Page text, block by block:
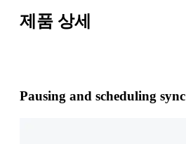
제품 상세
Pausing and scheduling sync